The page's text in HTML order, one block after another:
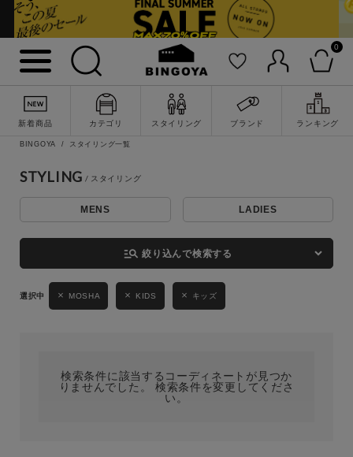
0
新着商品 カテゴリ スタイリング ブランド ランキング
詳細検索
BINGOYA スタイリング一覧
STYLING
MENS LADIES
manage_search 絞り込んで検索する
MOSHA KIDS キッズ
検索条件に該当するコーディネートが見つか
りませんでした。 検索条件を変更してくださ
い。